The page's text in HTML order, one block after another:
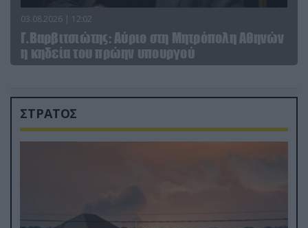
03.08.2026 | 12:02
Γ.Βαρβιτσιώτης: Aύριο στη Μητρόπολη Αθηνών
η κηδεία του πρώην υπουργού
ΣΤΡΑΤΟΣ